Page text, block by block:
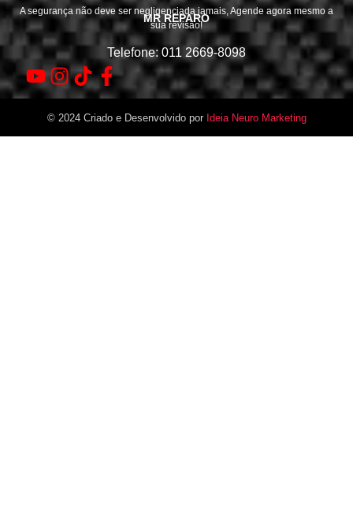
MR REPARO
A segurança não deve ser negligenciada jamais, Agende agora mesmo a
sua revisão!
Telefone: 011 2669-8098
© 2024 Criado e Desenvolvido por Ideia Neuro Marketing